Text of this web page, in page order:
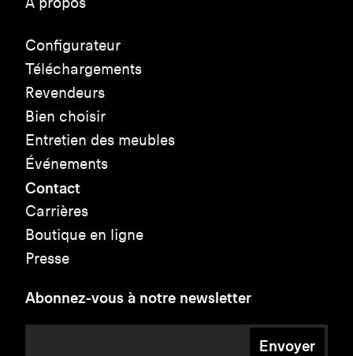
Configurateur
Téléchargements
Revendeurs
Bien choisir
Entretien des meubles
Événements
Contact
Carrières
Boutique en ligne
Presse
Abonnez-vous à notre newsletter
Envoyer